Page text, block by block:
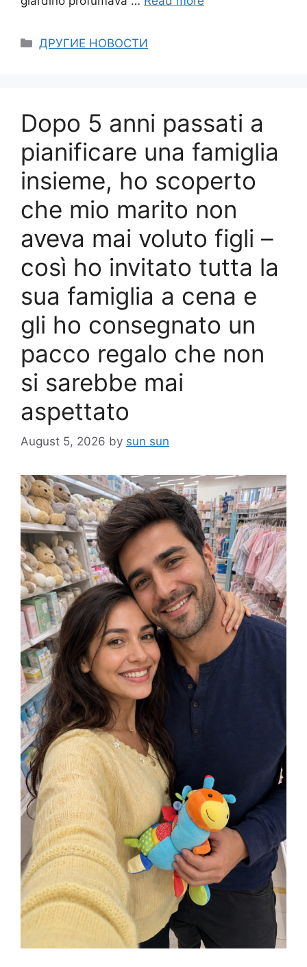
Categories
ДРУГИЕ НОВОСТИ
Dopo 5 anni passati a
pianificare una famiglia
insieme, ho scoperto
che mio marito non
aveva mai voluto figli –
così ho invitato tutta la
sua famiglia a cena e
gli ho consegnato un
pacco regalo che non
si sarebbe mai
aspettato
August 5, 2026 by sun sun